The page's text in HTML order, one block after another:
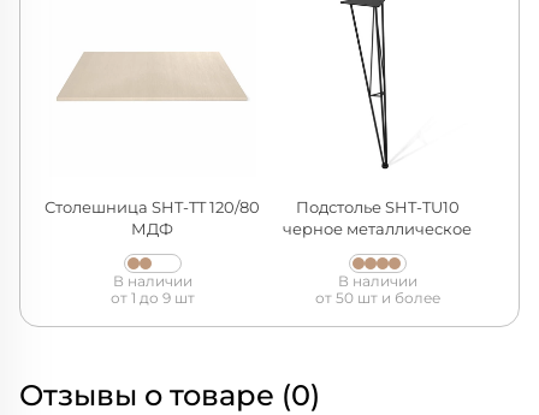
Столешница SHT-TT 120/80
МДФ
В наличии
от 1 до 9 шт
Подстолье SHT-TU10
черное металлическое
В наличии
от 50 шт и более
Отзывы о товаре (0)